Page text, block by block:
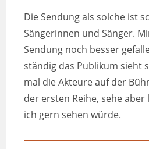
Die Sendung als solche ist
Sängerinnen und Sänger.
Sendung noch besser
ständig das Publikum sieht
mal die Akteure auf der
der ersten Reihe, sehe
ich gern sehen würde.